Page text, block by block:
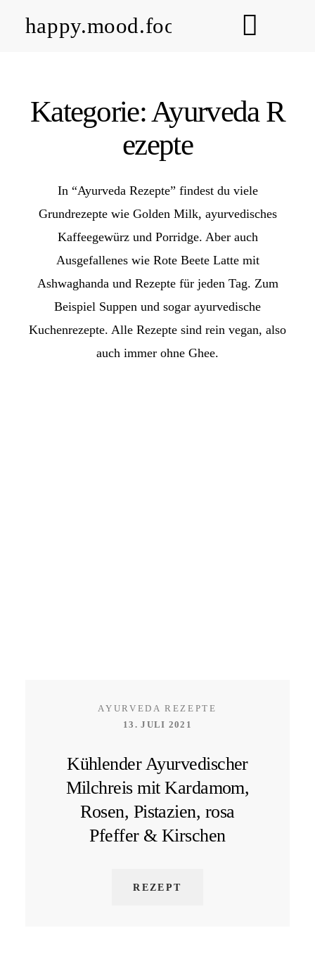
happy.mood.food
MENU
Rezepte
Ayurveda
About me
Kontakt
Work with me
Kategorie: Ayurveda R
ezepte
In “Ayurveda Rezepte” findest du viele
Grundrezepte wie Golden Milk, ayurvedisches
Kaffeegewürz und Porridge. Aber auch
Ausgefallenes wie Rote Beete Latte mit
Ashwaghanda und Rezepte für jeden Tag. Zum
Beispiel Suppen und sogar ayurvedische
Kuchenrezepte. Alle Rezepte sind rein vegan, also
auch immer ohne Ghee.
AYURVEDA REZEPTE
13. JULI 2021
Kühlender Ayurvedischer
Milchreis mit Kardamom,
Rosen, Pistazien, rosa
Pfeffer & Kirschen
REZEPT